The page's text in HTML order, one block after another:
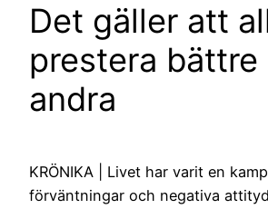
Det gäller att
prestera bättre
andra
KRÖNIKA | Livet har varit en
förväntningar och negativa